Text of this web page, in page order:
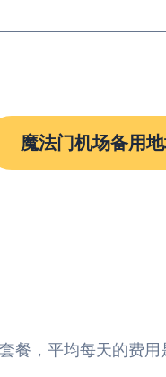
魔法门机场备用
餐，平均每天的费